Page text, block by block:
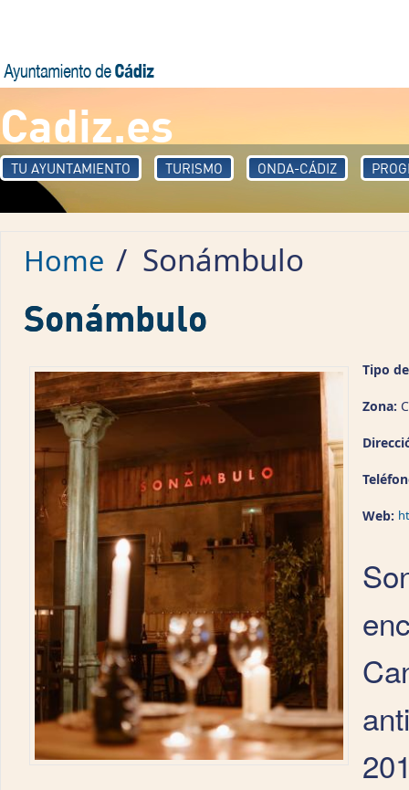
Cadiz.es
TU AYUNTAMIENTO TURISMO ONDA-CÁDIZ
Home / Sonámbulo
Sonámbulo
Tipo
Zona:
Web: